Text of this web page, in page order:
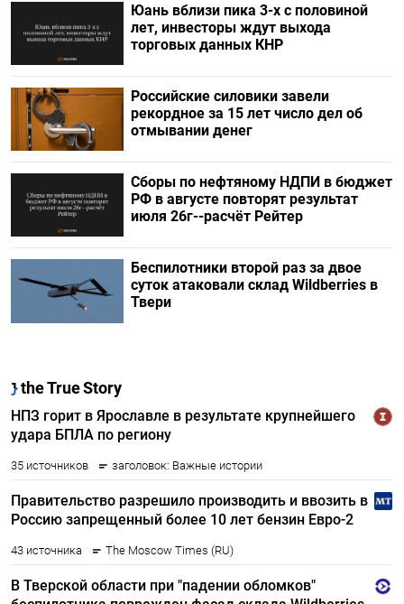
Юань вблизи пика 3-х с половиной
лет, инвесторы ждут выхода
торговых данных КНР
Российские силовики завели
рекордное за 15 лет число дел об
отмывании денег
Сборы по нефтяному НДПИ в бюджет
РФ в августе повторят результат
июля 26г--расчёт Рейтер
Беспилотники второй раз за двое
суток атаковали склад Wildberries в
Твери